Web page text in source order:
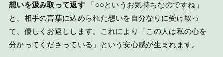
想いを汲み取って返す「○○というお気持ちなのですね」
と、相手の言葉に込められた想いを自分なりに受け取っ
て、優しくお返しします。これにより「この人は私の心を
分かってくださっている」という安心感が生まれます。